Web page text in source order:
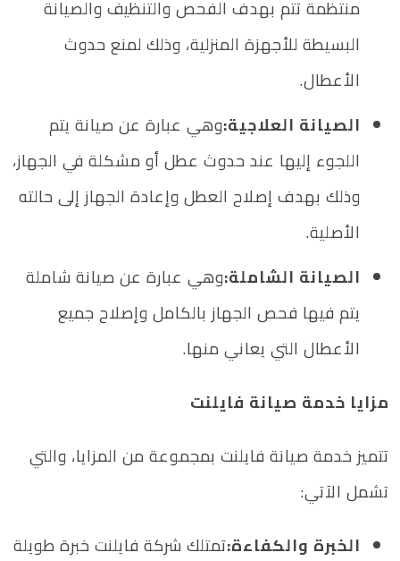
منتظمة تتم بهدف الفحص والتنظيف والصيانة
البسيطة للأجهزة المنزلية، وذلك لمنع حدوث
الأعطال.
الصيانة العلاجية:وهي عبارة عن صيانة يتم
اللجوء إليها عند حدوث عطل أو مشكلة في الجهاز،
وذلك بهدف إصلاح العطل وإعادة الجهاز إلى حالته
الأصلية.
الصيانة الشاملة:وهي عبارة عن صيانة شاملة
يتم فيها فحص الجهاز بالكامل وإصلاح جميع
الأعطال التي يعاني منها.
مزايا خدمة صيانة فايلنت
تتميز خدمة صيانة فايلنت بمجموعة من المزايا، والتي
تشمل الآتي:
الخبرة والكفاءة:تمتلك شركة فايلنت خبرة طويلة